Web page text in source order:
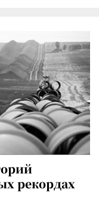
рекордах